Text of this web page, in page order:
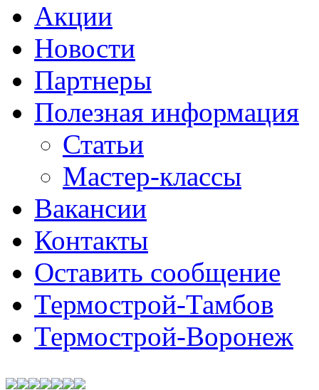
Акции
Новости
Партнеры
Полезная информация
Статьи
Мастер-классы
Вакансии
Контакты
Оставить сообщение
Термострой-Тамбов
Термострой-Воронеж